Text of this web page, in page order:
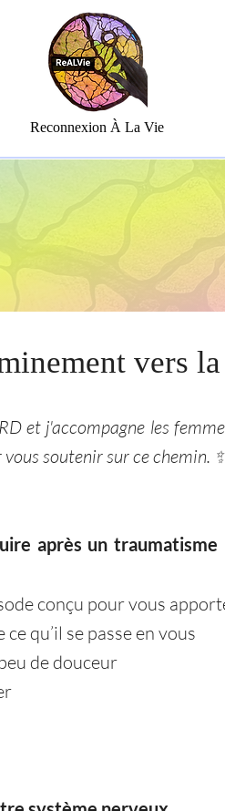
Reconnexion À La Vie
vers
et j'accompagne les
soutenir sur ce chemin.
après un
conçu pour vous
qu’il se passe en vous
de douceur